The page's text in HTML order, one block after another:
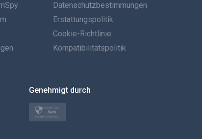
Português
Italiano
Türkçe
Datenschutzbestimmungen
Erstattungspolitik
Cookie-Richtlinie
Kompatibilitätspolitik
Genehmigt durch